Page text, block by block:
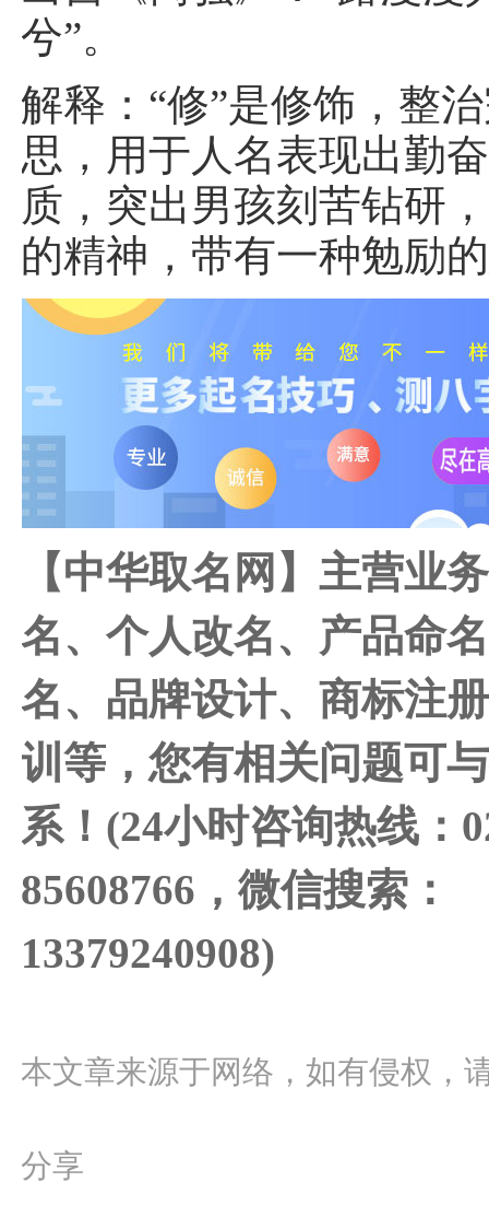
兮”。
解释：“修”是修饰，整
思，用于人名表现出勤
质，突出男孩刻苦钻研
的精神，带有一种勉励
【中华取名网】主营业
名、个人改名、产品命
名、品牌设计、商标注
训等，您有相关问题可
系！(24小时咨询热线：
85608766，微信搜索：
13379240908)
本文章来源于网络，如有侵权，
分享